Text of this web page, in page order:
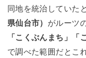
同地を統治していた
県仙台市） がルーツ
「こくぶんまち」「
で調べた範囲だとこ